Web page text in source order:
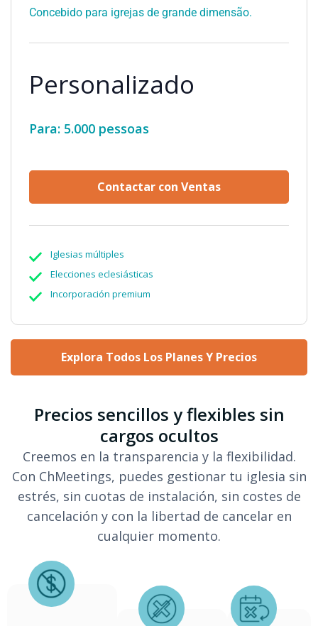
Concebido para igrejas de grande dimensão.
Personalizado
Para: 5.000 pessoas
Contactar con Ventas
Iglesias múltiples
Elecciones eclesiásticas
Incorporación premium
Explora Todos Los Planes Y Precios
Precios sencillos y flexibles sin
cargos ocultos
Creemos en la transparencia y la flexibilidad.
Con ChMeetings, puedes gestionar tu iglesia sin
estrés, sin cuotas de instalación, sin costes de
cancelación y con la libertad de cancelar en
cualquier momento.